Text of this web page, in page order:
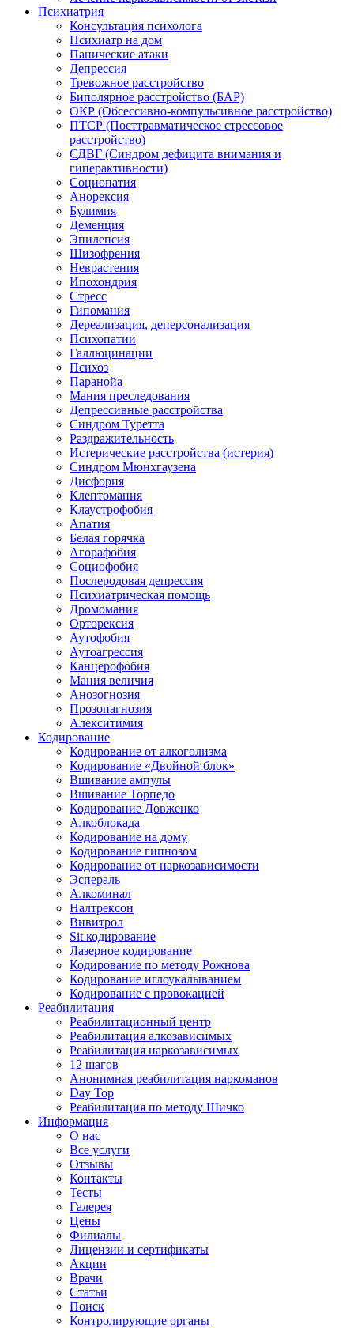
Психиатрия
Консультация психолога
Психиатр на дом
Панические атаки
Депрессия
Тревожное расстройство
Биполярное расстройство (БАР)
ОКР (Обсессивно-компульсивное расстройство)
ПТСР (Посттравматическое стрессовое
расстройство)
СДВГ (Синдром дефицита внимания и
гиперактивности)
Социопатия
Анорексия
Булимия
Деменция
Эпилепсия
Шизофрения
Неврастения
Ипохондрия
Стресс
Гипомания
Дереализация, деперсонализация
Психопатии
Галлюцинации
Психоз
Паранойа
Мания преследования
Депрессивные расстройства
Синдром Туретта
Раздражительность
Истерические расстройства (истерия)
Синдром Мюнхгаузена
Дисфория
Клептомания
Клаустрофобия
Апатия
Белая горячка
Агорафобия
Социофобия
Послеродовая депрессия
Психиатрическая помощь
Дромомания
Орторексия
Аутофобия
Аутоагрессия
Канцерофобия
Мания величия
Анозогнозия
Прозопагнозия
Алекситимия
Кодирование
Кодирование от алкоголизма
Кодирование «Двойной блок»
Вшивание ампулы
Вшивание Торпедо
Кодирование Довженко
Алкоблокада
Кодирование на дому
Кодирование гипнозом
Кодирование от наркозависимости
Эспераль
Алкоминал
Налтрексон
Вивитрол
Sit кодирование
Лазерное кодирование
Кодирование по методу Рожнова
Кодирование иглоукалыванием
Кодирование с провокацией
Реабилитация
Реабилитационный центр
Реабилитация алкозависимых
Реабилитация наркозависимых
12 шагов
Анонимная реабилитация наркоманов
Day Top
Реабилитация по методу Шичко
Информация
О нас
Все услуги
Отзывы
Контакты
Тесты
Галерея
Цены
Филиалы
Лицензии и сертификаты
Акции
Врачи
Статьи
Поиск
Контролирующие органы